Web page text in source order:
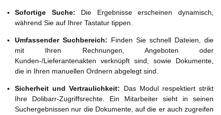
Sofortige Suche: Die Ergebnisse erscheinen dynamisch,
während Sie auf Ihrer Tastatur tippen.
Umfassender Suchbereich: Finden Sie schnell Dateien, die
mit Ihren Rechnungen, Angeboten oder
Kunden-/Lieferantenakten verknüpft sind, sowie Dokumente,
die in Ihren manuellen Ordnern abgelegt sind.
Sicherheit und Vertraulichkeit: Das Modul respektiert strikt
Ihre Dolibarr-Zugriffsrechte. Ein Mitarbeiter sieht in seinen
Suchergebnissen nur die Dokumente, auf die er auch zugreifen